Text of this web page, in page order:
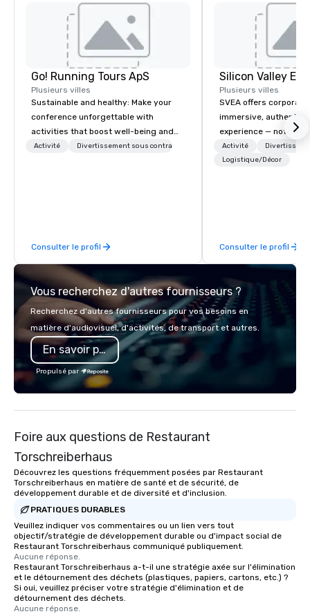
Go! Running Tours ApS
Plusieurs villes
Sustainable and healthy: Make your
conference unforgettable with
activities that boost well-being and
lower carbon footprints. Explore the
Activité Divertissement sous contrat
Consulter le profil
Plusieurs villes
SVEA offers
immersive, authentic
experience — not a
transformation. We
facilitate custom
offsites. Whether
think like a Silicon
world's fastest-
or walk away with a
innovation playbook,
the Valley. Ideal for
seniority, and
Activité
Logistique/Décor
Consulter le profil
Vous recherchez d'autres fournisseurs ?
Recherchez d'autres fournisseurs pour vos besoins en
matière d'audiovisuel, d'activités, de transport et autres.
En savoir plus
Propulsé par
Foire aux questions de Restaurant
Torschreiberhaus
Découvrez les questions fréquemment posées par Restaurant
Torschreiberhaus en matière de santé et de sécurité, de
développement durable et de diversité et d'inclusion.
PRATIQUES DURABLES
Veuillez indiquer vos commentaires ou un lien vers tout
objectif/stratégie de développement durable ou d'impact social de
Restaurant Torschreiberhaus communiqué publiquement.
Aucune réponse.
Restaurant Torschreiberhaus a-t-il une stratégie axée sur l'élimination
et le détournement des déchets (plastiques, papiers, cartons, etc.) ?
Si oui, veuillez préciser votre stratégie d'élimination et de
détournement des déchets.
Aucune réponse.